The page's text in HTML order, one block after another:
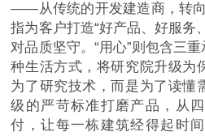
——从传统的开发建造商，转向
指为客户打造“好产品、好服务
对品质坚守。“用心”则包含三
种生活方式，将研究院升级为
为了研究技术，而是为了读懂
级的严苛标准打磨产品，从
付，让每一栋建筑经得起时